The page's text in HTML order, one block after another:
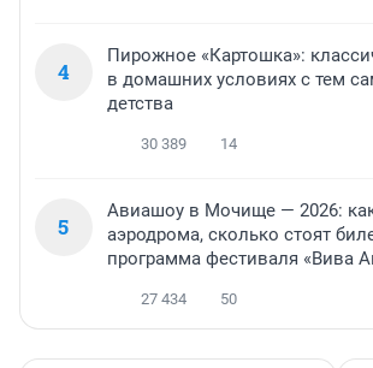
4
Пирожное «Картошка»:
в домашних условиях с тем
детства
30 389 14
5
Авиашоу в Мочище — 2026:
аэродрома, сколько стоят
программа фестиваля «Вива
27 434 50